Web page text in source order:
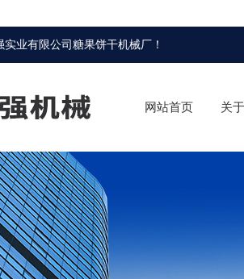
实业有限公司糖果饼干机械厂 ！
网站首页 关